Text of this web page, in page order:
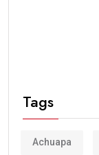
Tags
Achuapa